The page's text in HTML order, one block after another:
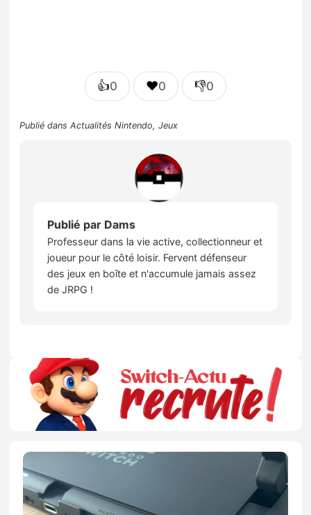
👍0 ❤️0 👎0
Publié dansActualités Nintendo,Jeux
Publié par Dams
Professeur dans la vie active, collectionneur et
joueur pour le côté loisir. Fervent défenseur
des jeux en boîte et n'accumule jamais assez
de JRPG !